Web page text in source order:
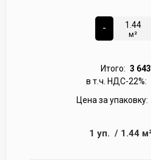
-
м²
Итого: 3
в т.ч. НДС-22%:
Цена за упаковку:
1 уп. / 1.44